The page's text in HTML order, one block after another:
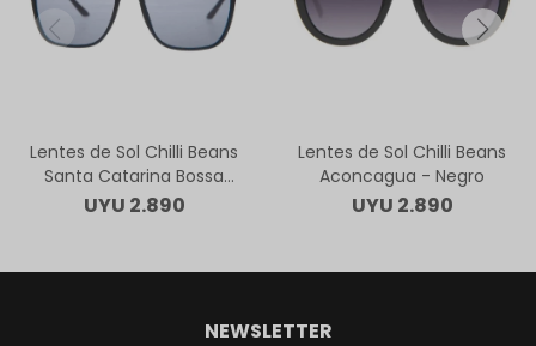
Lentes de Sol Chilli Beans
Santa Catarina Bossa
Nova - Negro
UYU 2.890
Lentes de Sol Chilli Beans
Aconcagua - Negro
UYU 2.890
NEWSLETTER